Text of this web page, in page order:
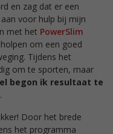
en zag dat er een
voor hulp bij mijn
met het PowerSlim
om een goed
Tijdens het
om te sporten, maar
begon ik resultaat te
.
Door het brede
het programma